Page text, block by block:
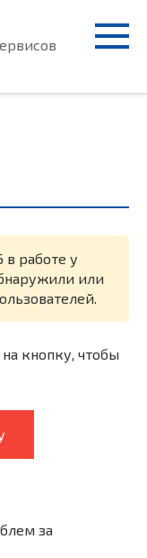
в работе у
или
кнопку, чтобы
за